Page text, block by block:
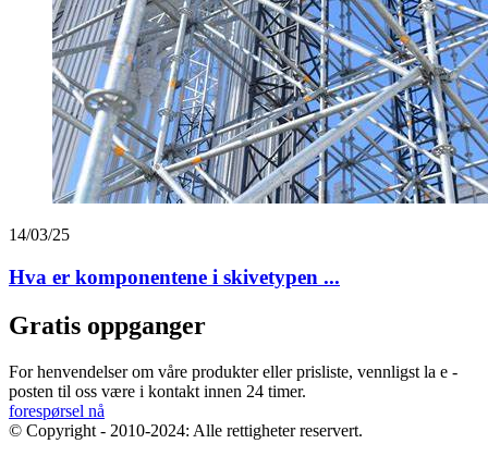
14/03/25
Hva er komponentene i skivetypen ...
Gratis oppganger
For henvendelser om våre produkter eller prisliste, vennligst la e -
posten til oss være i kontakt innen 24 timer.
forespørsel nå
© Copyright - 2010-2024: Alle rettigheter reservert.